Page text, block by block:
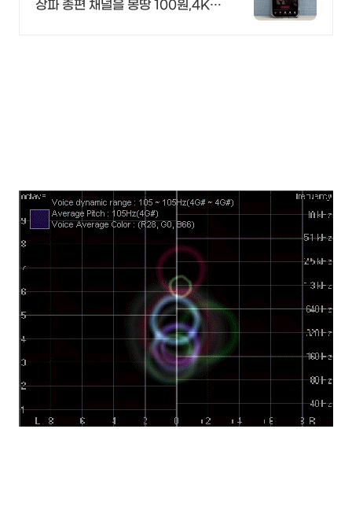
상파 종편 채널을 몽땅 100원,4K